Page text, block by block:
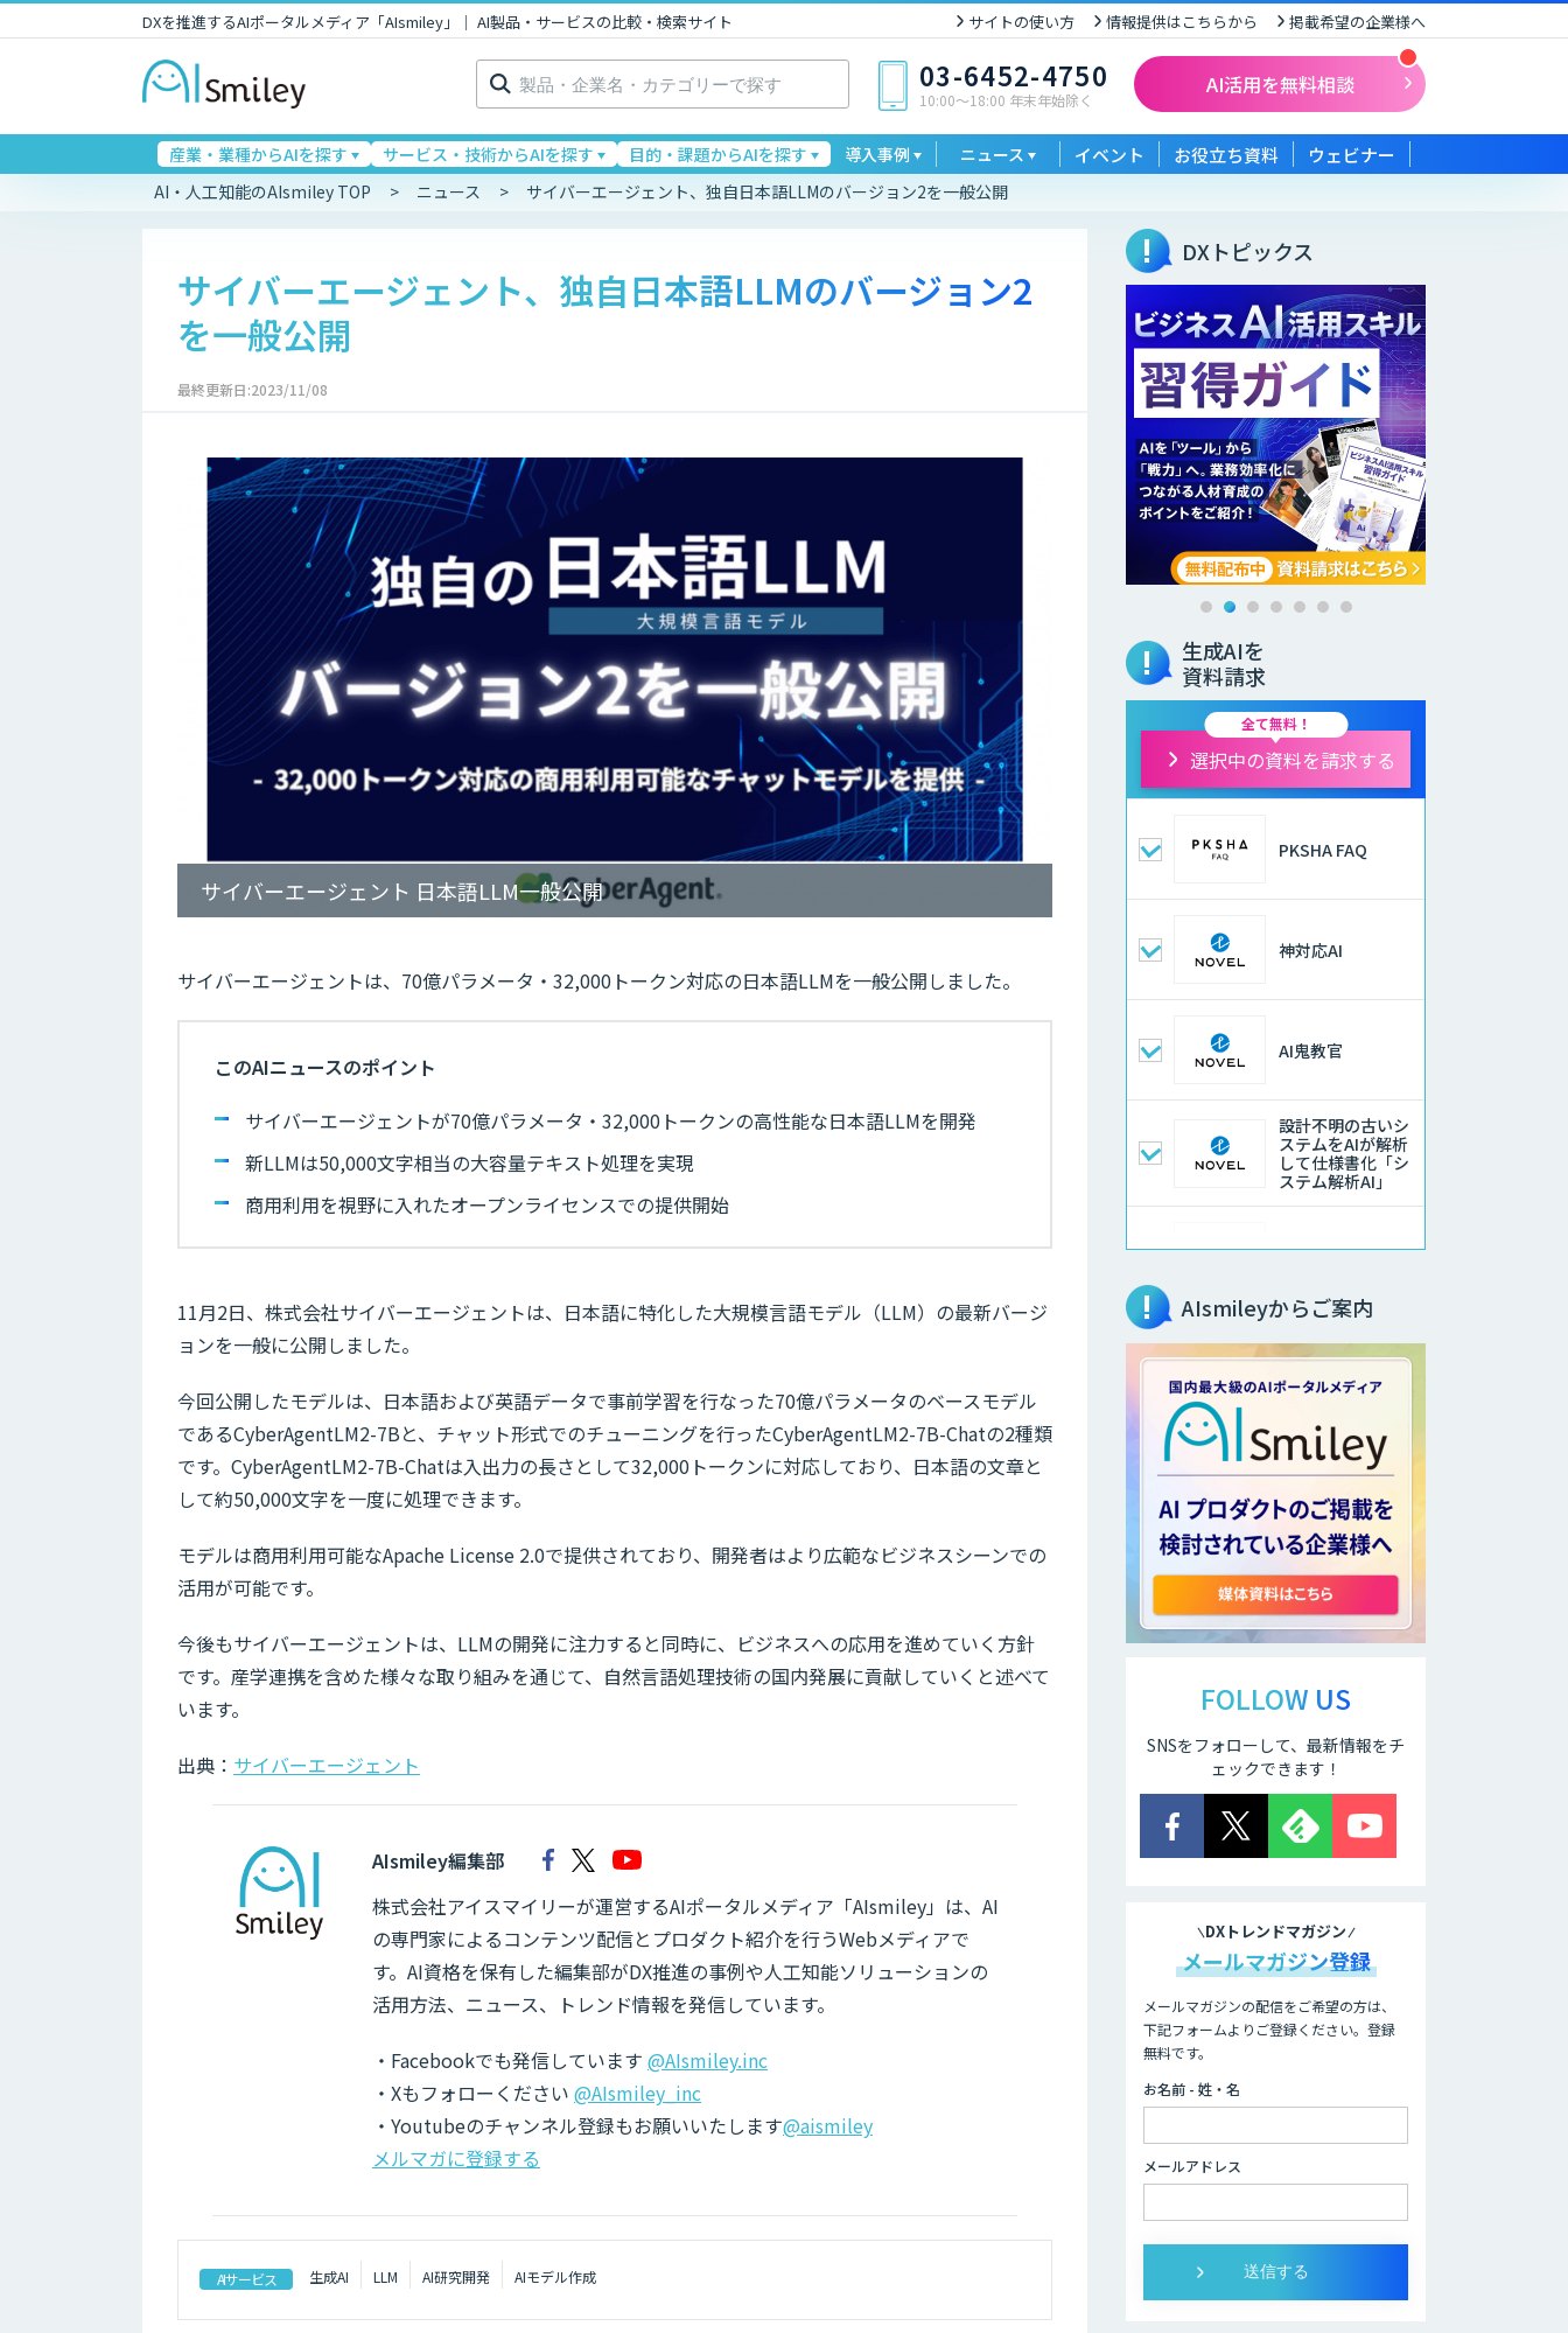
DXを推進するAIポータルメディア「AIsmiley」｜ AI製品・サービスの比較・検索サイト サイトの使い方 情報提供はこちらから 掲載希望の企業様へ
検
索: 03-6452-4750
10:00〜18:00 年末年始除く
AI活用を無料相談
産業・業種からAIを探す サービス・技術からAIを探す 目的・課題からAIを探す 導入事例 ニュース イベント お役立ち資料 ウェビナー
AI・人工知能のAIsmiley TOP ニュース サイバーエージェント、独自日本語LLMのバージョン2を一般公開
サイバーエージェント、独自日本語LLMのバージョン2
を一般公開
最終更新日:2023/11/08
サイバーエージェント 日本語LLM一般公開
サイバーエージェントは、70億パラメータ・32,000トークン対応の日本語LLMを一般公開しました。
このAIニュースのポイント
サイバーエージェントが70億パラメータ・32,000トークンの高性能な日本語LLMを開発
新LLMは50,000文字相当の大容量テキスト処理を実現
商用利用を視野に入れたオープンライセンスでの提供開始
11月2日、株式会社サイバーエージェントは、日本語に特化した大規模言語モデル（LLM）の最新バージ
ョンを一般に公開しました。
今回公開したモデルは、日本語および英語データで事前学習を行なった70億パラメータのベースモデル
であるCyberAgentLM2-7Bと、チャット形式でのチューニングを行ったCyberAgentLM2-7B-Chatの2種類
です。CyberAgentLM2-7B-Chatは入出力の長さとして32,000トークンに対応しており、日本語の文章と
して約50,000文字を一度に処理できます。
モデルは商用利用可能なApache License 2.0で提供されており、開発者はより広範なビジネスシーンでの
活用が可能です。
今後もサイバーエージェントは、LLMの開発に注力すると同時に、ビジネスへの応用を進めていく方針
です。産学連携を含めた様々な取り組みを通じて、自然言語処理技術の国内発展に貢献していくと述べて
います。
出典： サイバーエージェント
AIsmiley編集部
株式会社アイスマイリーが運営するAIポータルメディア「AIsmiley」は、AI
の専門家によるコンテンツ配信とプロダクト紹介を行うWebメディアで
す。AI資格を保有した編集部がDX推進の事例や人工知能ソリューションの
活用方法、ニュース、トレンド情報を発信しています。
・Facebookでも発信しています @AIsmiley.inc
・Xもフォローください @AIsmiley_inc
・Youtubeのチャンネル登録もお願いいたします@aismiley
メルマガに登録する
AIサービス 生成AI LLM AI研究開発 AIモデル作成
DXトピックス
生成AIを
資料請求
全て無料！
選択中の資料を請求する
PKSHA FAQ
神対応AI
AI鬼教官
設計不明の古いシ
ステムをAIが解析
して仕様書化「シ
ステム解析AI」
LLMOチェキ
AIエージェント開
発支援
AIエンジニアアカ
デミー（バイブコ
ーディング研修）
aiDAPTIV+
ELYZA Works
JAPAN AI
KNOWLEDGE
医療文書作成を効
率化する生成
オーダーメイドAI
人材育成研修
データ分析/AI開
グ
イ）
AIsmileyからご案内
FOLLOW US
SNSをフォローして、最新情報をチ
ェックできます！
DXトレンドマガジン
メールマガジン登録
メールマガジンの配信をご希望の方は、
下記フォームよりご登録ください。登録
無料です。
お名前 - 姓・名
メールアドレス